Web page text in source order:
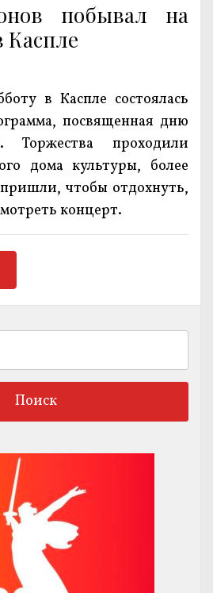
побывал на
Каспле
в Каспле состоялась
посвященная дню
Торжества проходили
дома культуры, более
пришли, чтобы отдохнуть,
концерт.